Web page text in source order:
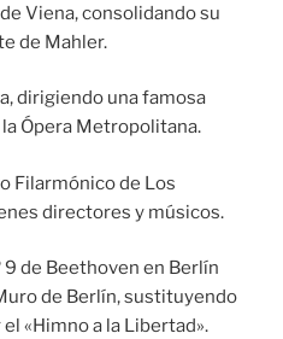
Viena, consolidando su
de Mahler.
dirigiendo una famosa
Ópera Metropolitana.
Filarmónico de Los
directores y músicos.
9 de Beethoven en Berlín
de Berlín, sustituyendo
«Himno a la Libertad».